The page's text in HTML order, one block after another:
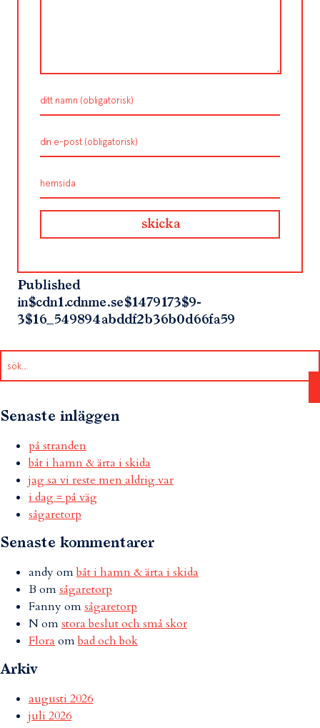
Published
in$cdn1.cdnme.se$1479173$9-
3$16_549894abddf2b36b0d66fa59
Senaste inläggen
på stranden
båt i hamn & ärta i skida
jag sa vi reste men aldrig var
i dag = på väg
sågaretorp
Senaste kommentarer
andyombåt i hamn & ärta i skida
B omsågaretorp
Fannyomsågaretorp
Nomstora beslut och små skor
Flora ombad och bok
Arkiv
augusti 2026
juli 2026